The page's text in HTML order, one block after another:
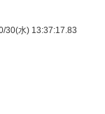
30(水) 13:37:17.83